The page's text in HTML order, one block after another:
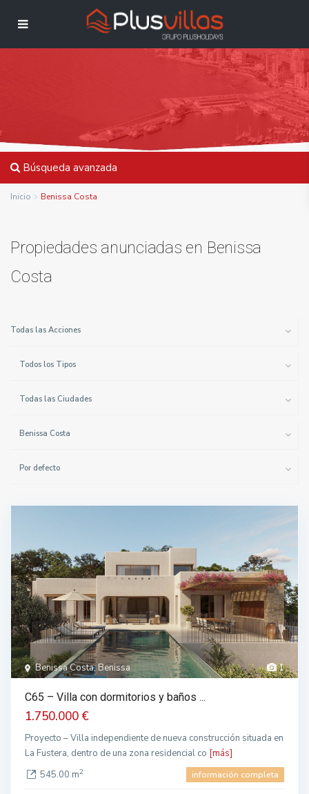
Búsqueda avanzada
Inicio Benissa Costa
Propiedades anunciadas en Benissa
Costa
Todas las Acciones
Todos los Tipos
Todas las Ciudades
Benissa Costa
Por defecto
1
Benissa Costa, Benissa
C65 – Villa con dormitorios y baños ...
1.750.000 €
Proyecto – Villa independiente de nueva construcción situada en
La Fustera, dentro de una zona residencial co [más]
545.00 m2 información completa